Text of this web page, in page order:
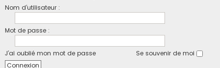
Nom d’utilisateur :
Mot de passe :
J’ai oublié mon mot de passe Se souvenir de moi